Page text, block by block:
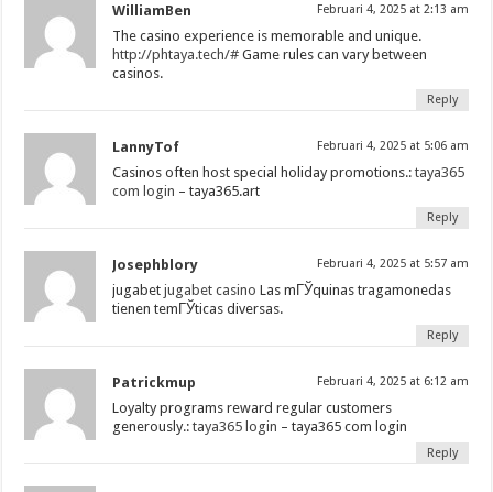
WilliamBen Februari 4, 2025 at 2:13 am
The casino experience is memorable and unique.
http://phtaya.tech/# Game rules can vary between
casinos.
Reply
LannyTof Februari 4, 2025 at 5:06 am
Casinos often host special holiday promotions.:taya365
com login – taya365.art
Reply
Josephblory Februari 4, 2025 at 5:57 am
jugabetjugabet casino Las mГЎquinas tragamonedas
tienen temГЎticas diversas.
Reply
Patrickmup Februari 4, 2025 at 6:12 am
Loyalty programs reward regular customers
generously.:taya365 login – taya365 com login
Reply